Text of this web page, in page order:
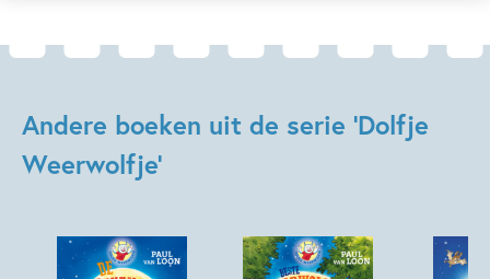
Andere boeken uit de serie 'Dolfje
Weerwolfje'